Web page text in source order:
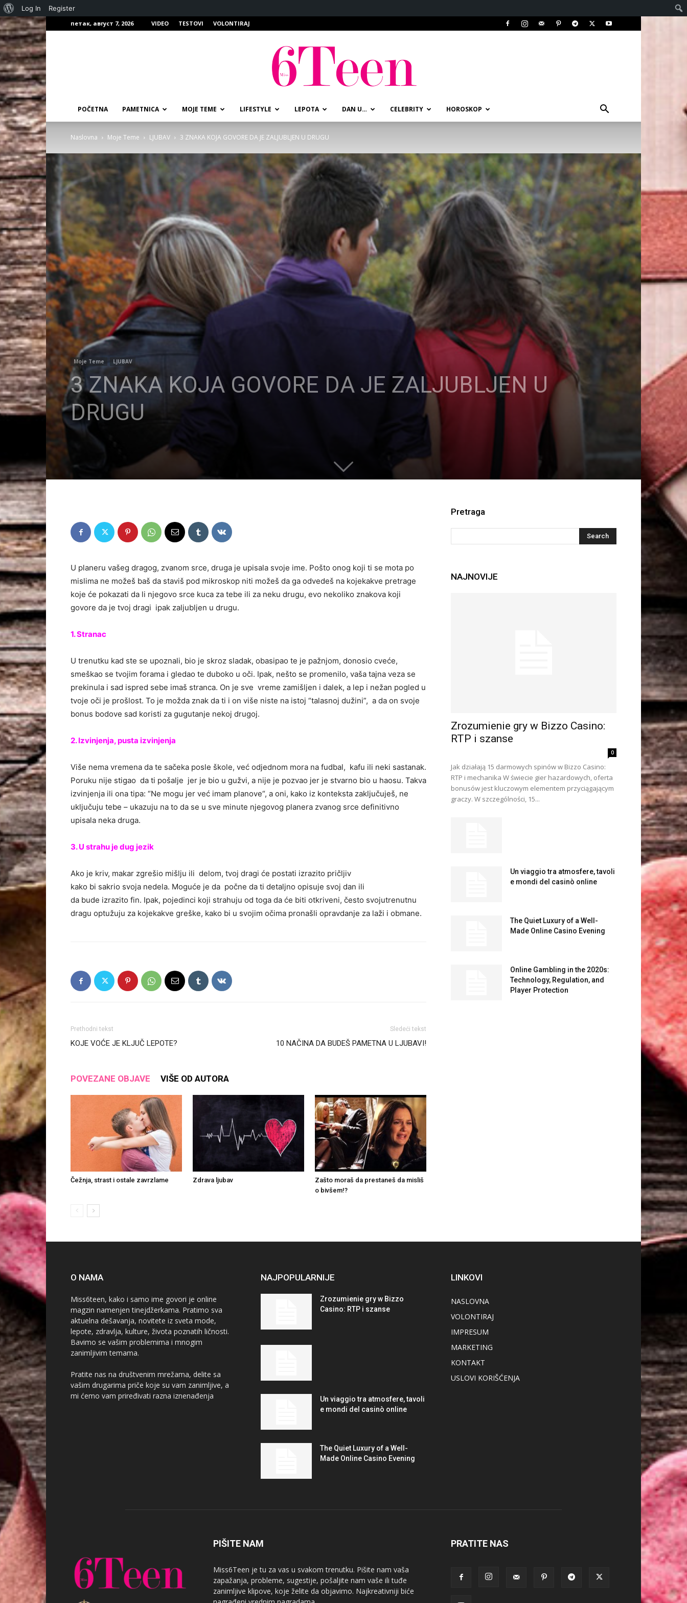
петак, август 7, 2026 VIDEO TESTOVI VOLONTIRAJ
miss6teen
POČETNA PAMETNICA MOJE TEME LIFESTYLE LEPOTA DAN U… CELEBRITY HOROSKOP
Naslovna Moje Teme LJUBAV 3 ZNAKA KOJA GOVORE DA JE ZALJUBLJEN U DRUGU
Moje Teme LJUBAV
3 ZNAKA KOJA GOVORE DA JE ZALJUBLJEN U
DRUGU
U planeru vašeg dragog, zvanom srce, druga je upisala svoje ime. Pošto onog koji ti se mota po
mislima ne možeš baš da staviš pod mikroskop niti možeš da ga odvedeš na kojekakve pretrage
koje će pokazati da li njegovo srce kuca za tebe ili za neku drugu, evo nekoliko znakova koji
govore da je tvoj dragi ipak zaljubljen u drugu.
1. Stranac
U trenutku kad ste se upoznali, bio je skroz sladak, obasipao te je pažnjom, donosio cveće,
smeškao se tvojim forama i gledao te duboko u oči. Ipak, nešto se promenilo, vaša tajna veza se
prekinula i sad ispred sebe imaš stranca. On je sve vreme zamišljen i dalek, a lep i nežan pogled u
tvoje oči je prošlost. To je možda znak da ti i on više niste na istoj “talasnoj dužini”, a da on svoje
bonus bodove sad koristi za gugutanje nekoj drugoj.
2. Izvinjenja, pusta izvinjenja
Više nema vremena da te sačeka posle škole, već odjednom mora na fudbal, kafu ili neki sastanak.
Poruku nije stigao da ti pošalje jer je bio u gužvi, a nije je pozvao jer je stvarno bio u haosu. Takva
izvinjenja ili ona tipa: “Ne mogu jer već imam planove“, a oni, kako iz konteksta zaključuješ, ne
uključuju tebe – ukazuju na to da se u sve minute njegovog planera zvanog srce definitivno
upisala neka druga.
3. U strahu je dug jezik
Ako je kriv, makar zgrešio mišlju ili delom, tvoj dragi će postati izrazito pričljiv
kako bi sakrio svoja nedela. Moguće je da počne da ti detaljno opisuje svoj dan ili
da bude izrazito fin. Ipak, pojedinci koji strahuju od toga da će biti otkriveni, često svojutrenutnu
dragu optužuju za kojekakve greške, kako bi u svojim očima pronašli opravdanje za laži i obmane.
Prethodni tekst
KOJE VOĆE JE KLJUČ LEPOTE?
Sledeći tekst
10 NAČINA DA BUDEŠ PAMETNA U LJUBAVI!
POVEZANE OBJAVE VIŠE OD AUTORA
Čežnja, strast i ostale zavrzlame Zdrava ljubav
Zašto moraš da prestaneš da misliš
o bivšem!?
Pretraga
NAJNOVIJE
Zrozumienie gry w Bizzo Casino:
RTP i szanse
0
Jak działają 15 darmowych spinów w Bizzo Casino:
RTP i mechanika W świecie gier hazardowych, oferta
bonusów jest kluczowym elementem przyciągającym
graczy. W szczególności, 15...
Un viaggio tra atmosfere, tavoli
e mondi del casinò online
The Quiet Luxury of a Well-
Made Online Casino Evening
Online Gambling in the 2020s:
Technology, Regulation, and
Player Protection
O NAMA
Miss6teen, kako i samo ime govori je online
magzin namenjen tinejdžerkama. Pratimo sva
aktuelna dešavanja, novitete iz sveta mode,
lepote, zdravlja, kulture, života poznatih ličnosti.
Bavimo se vašim problemima i mnogim
zanimljivim temama.
Pratite nas na društvenim mrežama, delite sa
vašim drugarima priče koje su vam zanimljive, a
mi ćemo vam priređivati razna iznenađenja
NAJPOPULARNIJE
Zrozumienie gry w Bizzo
Casino: RTP i szanse
Un viaggio tra atmosfere, tavoli
e mondi del casinò online
The Quiet Luxury of a Well-
Made Online Casino Evening
LINKOVI
NASLOVNA
VOLONTIRAJ
IMPRESUM
MARKETING
KONTAKT
USLOVI KORIŠĆENJA
PIŠITE NAM
Miss6Teen je tu za vas u svakom trenutku. Pišite nam vaša
zapažanja, probleme, sugestije, pošaljite nam vaše ili tuđe
zanimljive klipove, koje želite da objavimo. Najkreativniji biće
PRATITE NAS
Вордпресу
Log In Register